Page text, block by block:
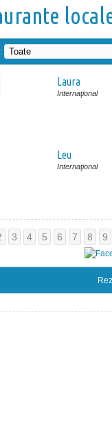
Laura
Internaţional
Leu
Internaţional
3 4 5 6 7 8 9